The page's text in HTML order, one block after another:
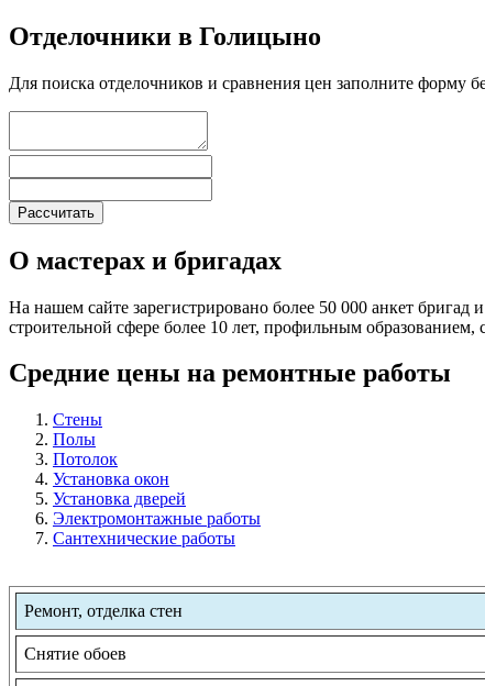
Отделочники в Голицыно
Для поиска отделочников и сравнения цен заполните форму
О мастерах и бригадах
На нашем сайте зарегистрировано более 50 000 анкет
строительной сфере более 10 лет, профильным
Средние цены на ремонтные работы
Стены
Полы
Потолок
Установка окон
Установка дверей
Электромонтажные работы
Сантехнические работы
Ремонт, отделка стен
Снятие обоев